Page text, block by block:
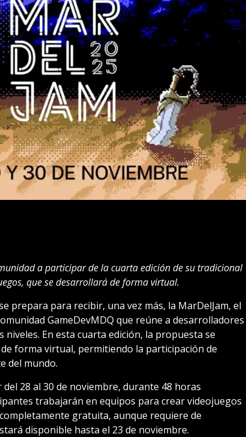
a participar de la cuarta edición de su tradicional
que se desarrollará de forma virtual.
prepara para recibir, una vez más, la MarDelJam, el
GameDevMDQ que reúne a desarrolladores
niveles. En esta cuarta edición, la propuesta se
forma virtual, permitiendo la participación de
del mundo.
28 al 30 de noviembre, durante 48 horas
trabajarán en equipos para crear videojuegos
gratuita, aunque requiere de
disponible hasta el 23 de noviembre.